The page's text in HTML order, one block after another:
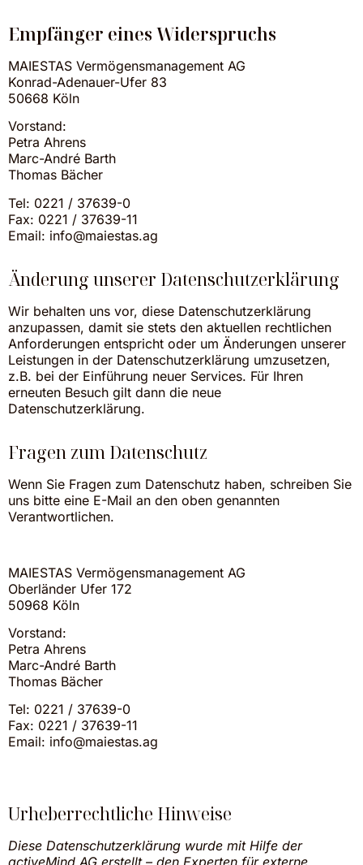
Empfänger eines Widerspruchs
MAIESTAS Vermögensmanagement AG
Konrad-Adenauer-Ufer 83
50668 Köln
Vorstand:
Petra Ahrens
Marc-André Barth
Thomas Bächer
Tel: 0221 / 37639-0
Fax: 0221 / 37639-11
Email: info@maiestas.ag
Änderung unserer Datenschutzerklärung
Wir behalten uns vor, diese Datenschutzerklärung
anzupassen, damit sie stets den aktuellen rechtlichen
Anforderungen entspricht oder um Änderungen unserer
Leistungen in der Datenschutzerklärung umzusetzen,
z.B. bei der Einführung neuer Services. Für Ihren
erneuten Besuch gilt dann die neue
Datenschutzerklärung.
Fragen zum Datenschutz
Wenn Sie Fragen zum Datenschutz haben, schreiben Sie
uns bitte eine E-Mail an den oben genannten
Verantwortlichen.
MAIESTAS Vermögensmanagement AG
Oberländer Ufer 172
50968 Köln
Vorstand:
Petra Ahrens
Marc-André Barth
Thomas Bächer
Tel: 0221 / 37639-0
Fax: 0221 / 37639-11
Email: info@maiestas.ag
Urheberrechtliche Hinweise
Diese Datenschutzerklärung wurde mit Hilfe der
activeMind AG erstellt – den Experten für externe